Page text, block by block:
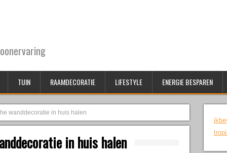
TUIN RAAMDECORATIE LIFESTYLE ENERGIE BESPAREN
wanddecoratie in huis halen
in huis halen